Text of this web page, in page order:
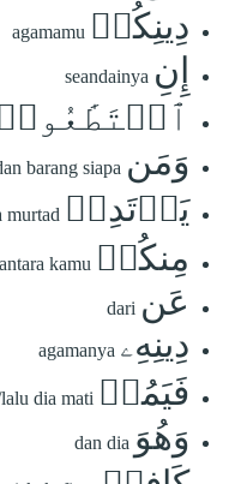
دِينِكُمۡ agamamu
إِنِ seandainya
وَمَن barang siapa
يَرۡتَدِدۡ murtad
مِنكُمۡ kamu
عَن dari
دِينِهِۦ agamanya
فَيَمُتۡ dia mati
وَهُوَ dan dia